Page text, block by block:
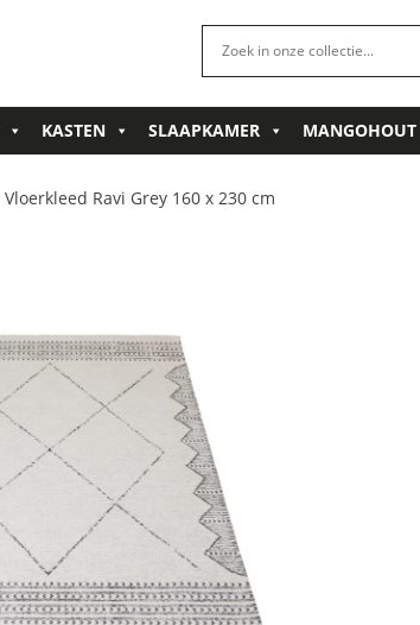
KASTEN SLAAPKAMER MANGOHOUT
Vloerkleed Ravi Grey 160 x 230 cm